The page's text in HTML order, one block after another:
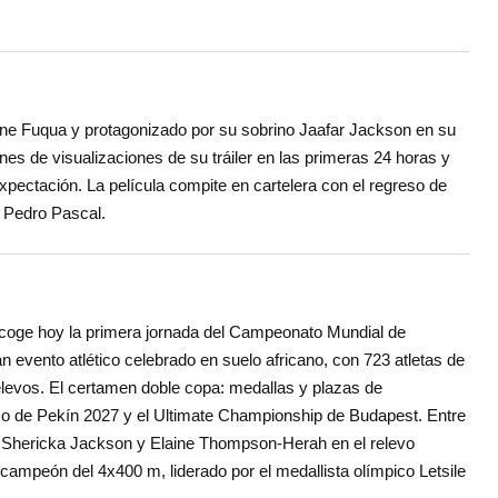
Fuqua y protagonizado por su sobrino Jaafar Jackson en su
de visualizaciones de su tráiler en las primeras 24 horas y
La película compite en cartelera con el regreso de
Pascal.
hoy la primera jornada del Campeonato Mundial de
evento atlético celebrado en suelo africano, con 723 atletas de
El certamen doble copa: medallas y plazas de
de Pekín 2027 y el Ultimate Championship de Budapest. Entre
Jackson y Elaine Thompson-Herah en el relevo
del 4x400 m, liderado por el medallista olímpico Letsile